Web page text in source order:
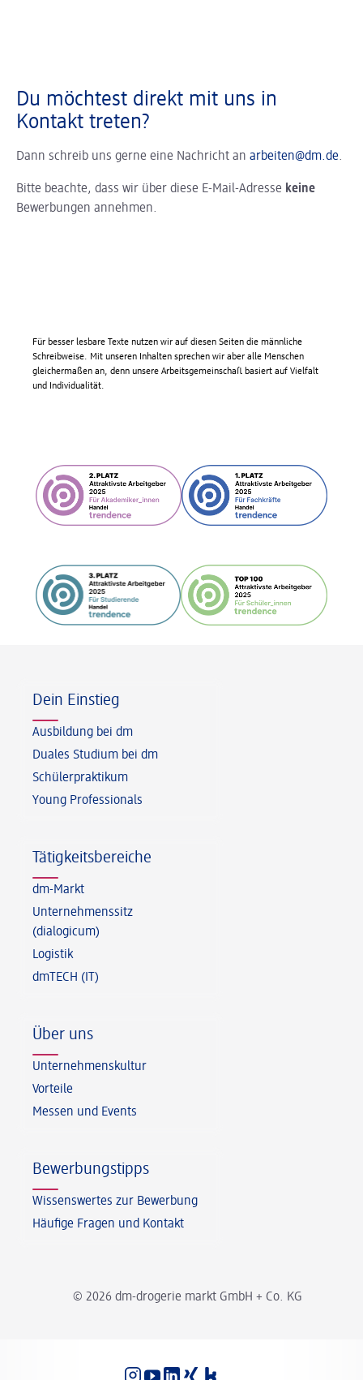
Du möchtest direkt mit uns in
Kontakt treten?
Dann schreib uns gerne eine Nachricht an arbeiten@dm.de.
Bitte beachte, dass wir über diese E-Mail-Adresse keine
Bewerbungen annehmen.
Für besser lesbare Texte nutzen wir auf diesen Seiten die männliche
Schreibweise. Mit unseren Inhalten sprechen wir aber alle Menschen
gleichermaßen an, denn unsere Arbeitsgemeinschaft basiert auf Vielfalt
und Individualität.
© 2026 dm-drogerie markt GmbH + Co. KG
Dein Einstieg
Ausbildung bei dm
Duales Studium bei dm
Schülerpraktikum
Young Professionals
Tätigkeitsbereiche
dm-Markt
Unternehmenssitz
(dialogicum)
Logistik
dmTECH (IT)
Über uns
Unternehmenskultur
Vorteile
Messen und Events
Bewerbungstipps
Wissenswertes zur Bewerbung
Häufige Fragen und Kontakt